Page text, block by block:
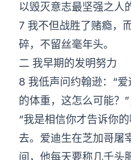
以毁灭意志最坚强之人
7 我不但战胜了赌瘾，
碎，不留丝毫年头。
二 我早期的发明努力
8 我低声问约翰逊：“
的体重，这怎么可能？”
“我是相信你才告诉你
去。爱迪生在芝加哥屠
间，他每天要称几千头